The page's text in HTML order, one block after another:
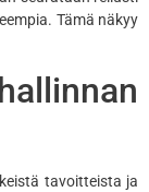
Tämä näkyy
tavoitteista ja